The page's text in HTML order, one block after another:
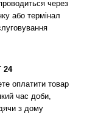
через
або термінал
24
оплатити товар
час доби,
з дому